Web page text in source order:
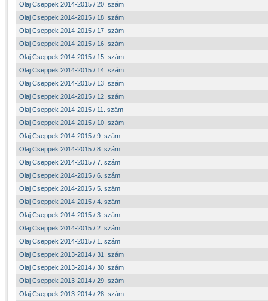
Olaj Cseppek 2014-2015 / 20. szám
Olaj Cseppek 2014-2015 / 18. szám
Olaj Cseppek 2014-2015 / 17. szám
Olaj Cseppek 2014-2015 / 16. szám
Olaj Cseppek 2014-2015 / 15. szám
Olaj Cseppek 2014-2015 / 14. szám
Olaj Cseppek 2014-2015 / 13. szám
Olaj Cseppek 2014-2015 / 12. szám
Olaj Cseppek 2014-2015 / 11. szám
Olaj Cseppek 2014-2015 / 10. szám
Olaj Cseppek 2014-2015 / 9. szám
Olaj Cseppek 2014-2015 / 8. szám
Olaj Cseppek 2014-2015 / 7. szám
Olaj Cseppek 2014-2015 / 6. szám
Olaj Cseppek 2014-2015 / 5. szám
Olaj Cseppek 2014-2015 / 4. szám
Olaj Cseppek 2014-2015 / 3. szám
Olaj Cseppek 2014-2015 / 2. szám
Olaj Cseppek 2014-2015 / 1. szám
Olaj Cseppek 2013-2014 / 31. szám
Olaj Cseppek 2013-2014 / 30. szám
Olaj Cseppek 2013-2014 / 29. szám
Olaj Cseppek 2013-2014 / 28. szám